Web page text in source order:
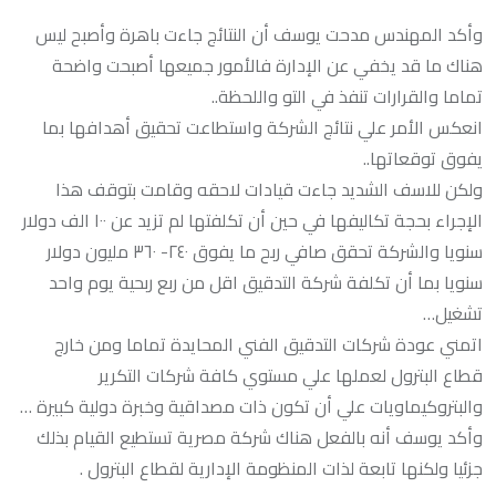
وأكد المهندس مدحت يوسف أن النتائج جاءت باهرة وأصبح ليس
هناك ما قد يخفي عن الإدارة فالأمور جميعها أصبحت واضحة
تماما والقرارات تنفذ في التو واللحظة..
انعكس الأمر علي نتائج الشركة واستطاعت تحقيق أهدافها بما
يفوق توقعاتها..
ولكن للاسف الشديد جاءت قيادات لاحقه وقامت بتوقف هذا
الإجراء بحجة تكاليفها في حين أن تكلفتها لم تزيد عن ١٠٠ الف دولار
سنويا والشركة تحقق صافي ربح ما يفوق ٢٤٠- ٣٦٠ مليون دولار
سنويا بما أن تكلفة شركة التدقيق اقل من ربع ربحية يوم واحد
تشغيل…
اتمني عودة شركات التدقيق الفني المحايدة تماما ومن خارج
قطاع البترول لعملها علي مستوي كافة شركات التكرير
والبتروكيماويات علي أن تكون ذات مصداقية وخبرة دولية كبيرة …
وأكد يوسف أنه بالفعل هناك شركة مصرية تستطيع القيام بذلك
جزئيا ولكنها تابعة لذات المنظومة الإدارية لقطاع البترول .